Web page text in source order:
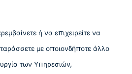
ή να επιχειρείτε να
με οποιονδήποτε άλλο
των Υπηρεσιών,